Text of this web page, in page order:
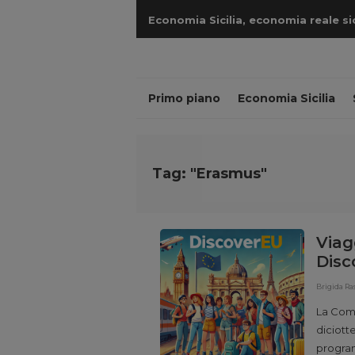
Economia Sicilia, economia reale
Primo piano Economia Sicilia
Tag: "Erasmus"
Brigida
La